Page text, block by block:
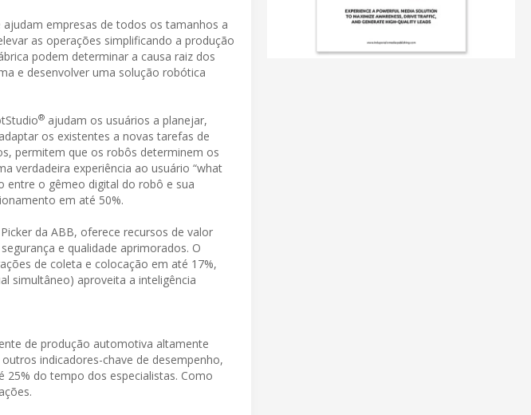
empresas de todos os tamanhos a
as operações simplificando a produção
podem determinar a causa raiz dos
e desenvolver uma solução robótica
® ajudam os usuários a planejar,
os existentes a novas tarefas de
permitem que os robôs determinem os
verdadeira experiência ao usuário “what
entre o gêmeo digital do robô e sua
em até 50%.
da ABB, oferece recursos de valor
e qualidade aprimorados. O
de coleta e colocação em até 17%,
simultâneo) aproveita a inteligência
de produção automotiva altamente
indicadores-chave de desempenho,
25% do tempo dos especialistas. Como